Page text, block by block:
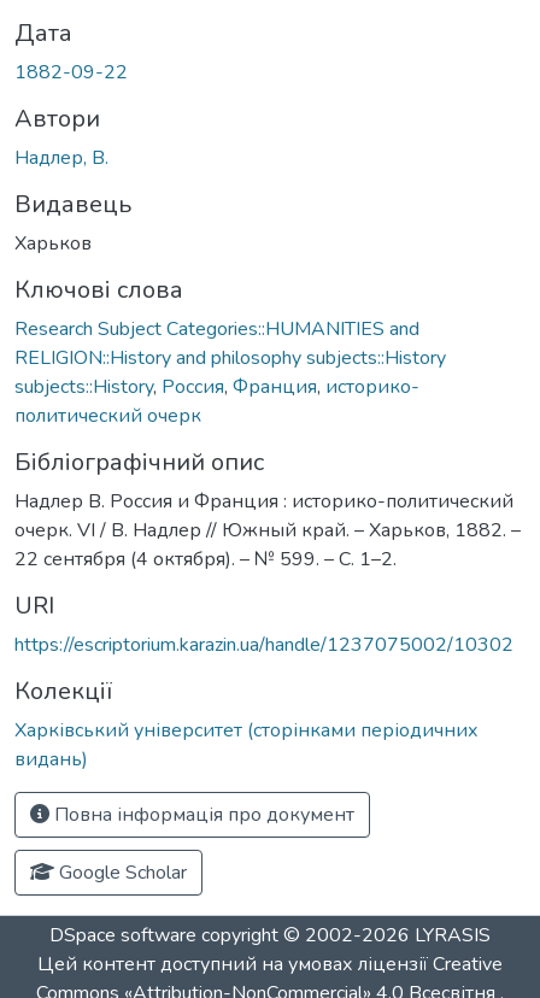
Дата
1882-09-22
Автори
Надлер, В.
Видавець
Харьков
Ключові слова
Research Subject Categories::HUMANITIES and
RELIGION::History and philosophy subjects::History
subjects::History, Россия, Франция, историко-
политический очерк
Бібліографічний опис
Надлер В. Россия и Франция : историко-политический
очерк. VI / В. Надлер // Южный край. – Харьков, 1882. –
22 сентября (4 октября). – № 599. – С. 1–2.
URI
https://escriptorium.karazin.ua/handle/1237075002/10302
Колекції
Харківський університет (сторінками періодичних
видань)
Повна інформація про документ
Google Scholar
DSpace software copyright © 2002-2026 LYRASIS
Цей контент доступний на умовах ліцензіїCreative